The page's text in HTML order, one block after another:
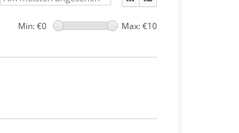
Min: €0 Max: €10